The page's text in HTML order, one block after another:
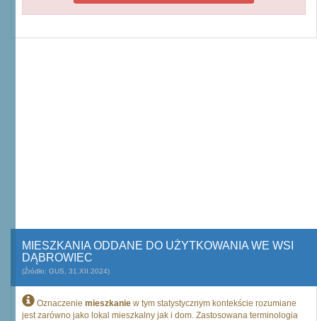
MIESZKANIA ODDANE DO UŻYTKOWANIA WE WSI
DĄBROWIEC
(Źródło: GUS, 31.XII.2024)
Oznaczenie mieszkanie w tym statystycznym kontekście rozumiane
jest zarówno jako lokal mieszkalny jak i dom. Zastosowana terminologia